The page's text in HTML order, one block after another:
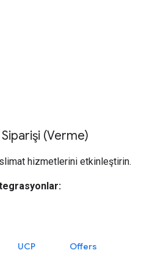
(Verme)
hizmetlerini etkinleştirin.
UCP Offers